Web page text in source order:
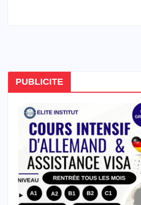
PUBLICITE